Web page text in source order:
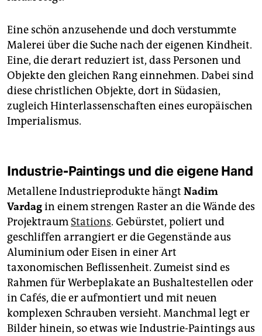
Eine schön anzusehende und doch verstummte
Malerei über die Suche nach der eigenen Kindheit.
Eine, die derart reduziert ist, dass Personen und
Objekte den gleichen Rang einnehmen. Dabei sind
diese christlichen Objekte, dort in Südasien,
zugleich Hinterlassenschaften eines europäischen
Imperialismus.
Industrie-Paintings und die eigene Hand
Metallene Industrieprodukte hängt Nadim
Vardagin einem strengen Raster an die Wände des
Projektraum Stations. Gebürstet, poliert und
geschliffen arrangiert er die Gegenstände aus
Aluminium oder Eisen in einer Art
taxonomischen Beflissenheit. Zumeist sind es
Rahmen für Werbeplakate an Bushaltestellen oder
in Cafés, die er aufmontiert und mit neuen
komplexen Schrauben versieht. Manchmal legt er
Bilder hinein, so etwas wie Industrie-Paintings aus